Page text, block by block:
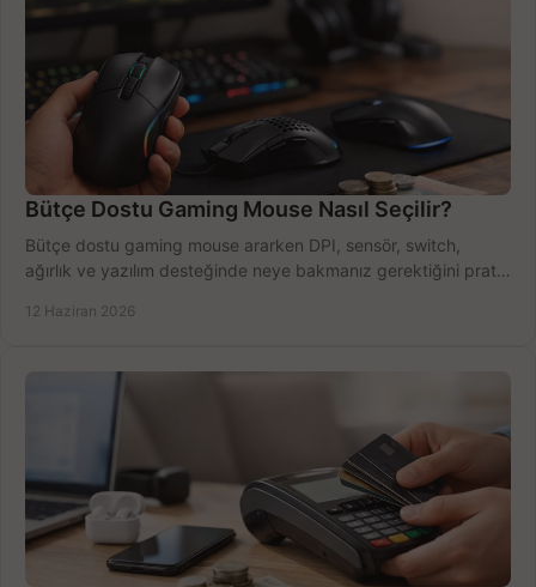
Bütçe Dostu Gaming Mouse Nasıl Seçilir?
Bütçe dostu gaming mouse ararken DPI, sensör, switch,
ağırlık ve yazılım desteğinde neye bakmanız gerektiğini pratik
12 Haziran 2026